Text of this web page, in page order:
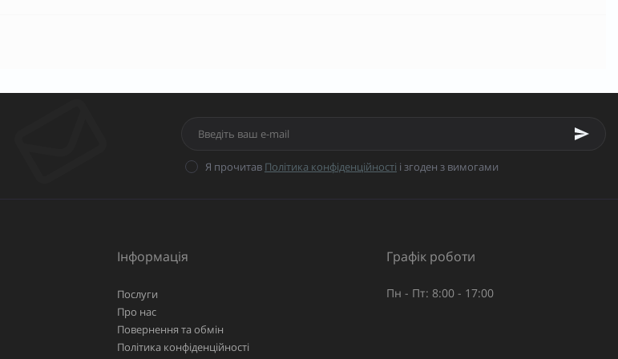
Я прочитав Політика конфіденційності і згоден з вимогами
Інформація
Послуги
Про нас
Повернення та обмін
Політика конфіденційності
Графік роботи
Пн - Пт: 8:00 - 17:00